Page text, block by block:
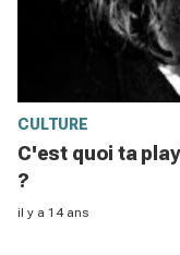
CULTURE
C'est quoi ta
?
il y a 14 ans